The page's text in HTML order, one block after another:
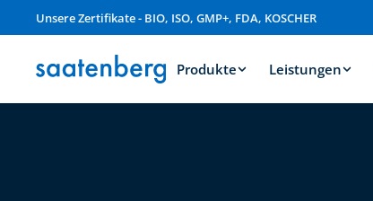
Unsere Zertifikate - BIO, ISO, GMP+, FDA, KOSCHER
Produkte Leistungen